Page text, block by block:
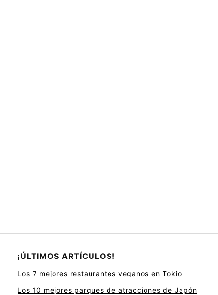
¡ÚLTIMOS ARTÍCULOS!
Los 7 mejores restaurantes veganos en Tokio
Los 10 mejores parques de atracciones de Japón